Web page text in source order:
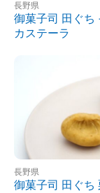
長野県
御菓子司 田ぐち
カステーラ
長野県
御菓子司 田ぐち